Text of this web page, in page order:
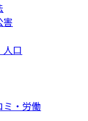
害
口
・労働